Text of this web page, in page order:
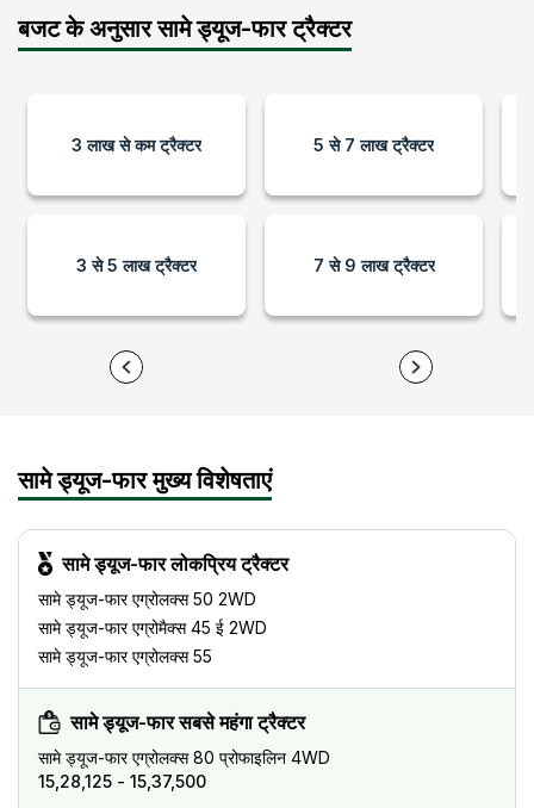
बजट के अनुसार सामे ड्यूज-फार ट्रैक्टर
3 लाख से कम ट्रैक्टर
3 से 5 लाख ट्रैक्टर
5 से 7 लाख ट्रैक्टर
7 से 9 लाख ट्रैक्टर
सामे ड्यूज-फार मुख्य विशेषताएं
सामे ड्यूज-फार लोकप्रिय ट्रैक्टर
सामे ड्यूज-फार एग्रोलक्स 50 2WD
सामे ड्यूज-फार एग्रोमैक्स 45 ई 2WD
सामे ड्यूज-फार एग्रोलक्स 55
सामे ड्यूज-फार सबसे महंगा ट्रैक्टर
सामे ड्यूज-फार एग्रोलक्स 80 प्रोफाइलिन 4WD
₹15,28,125 - ₹15,37,500